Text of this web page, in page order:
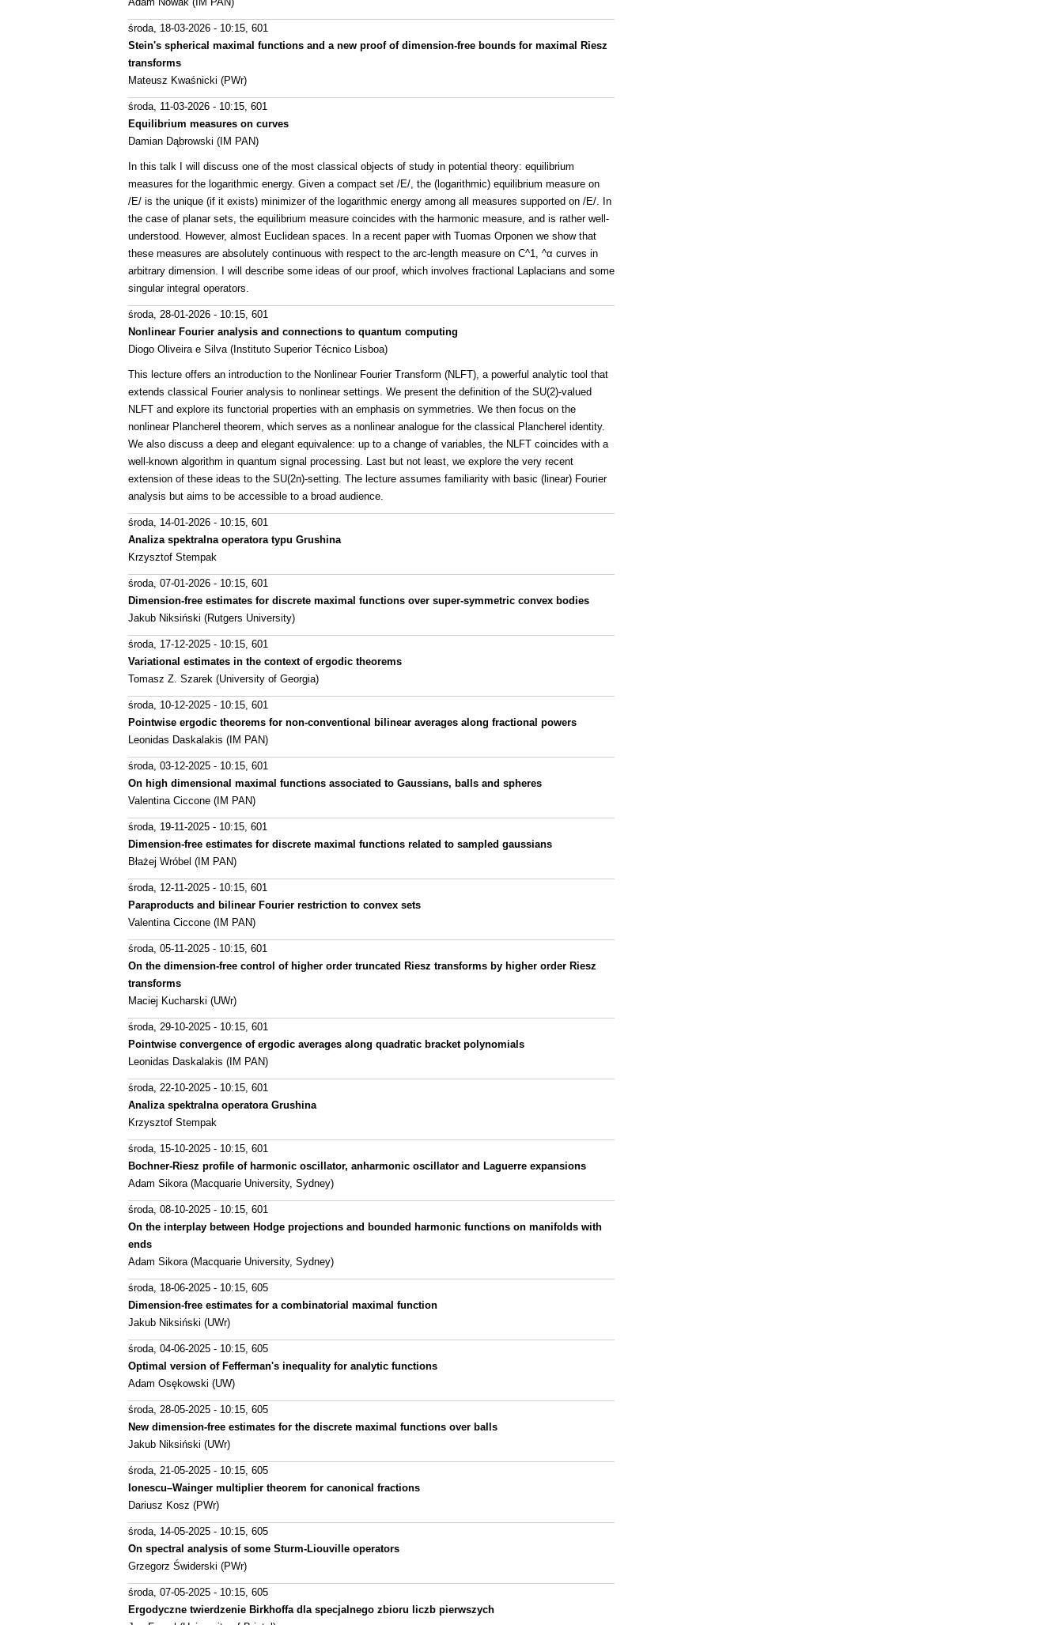
środa, 18-03-2026 - 10:15 , 601
Stein's spherical maximal functions and a new proof of dimension-free bounds for maximal Riesz
transforms
Mateusz Kwaśnicki (PWr)
środa, 11-03-2026 - 10:15 , 601
Equilibrium measures on curves
Damian Dąbrowski (IM PAN)
In this talk I will discuss one of the most classical objects of study in potential theory: equilibrium
measures for the logarithmic energy. Given a compact set /E/, the (logarithmic) equilibrium measure on
/E/ is the unique (if it exists) minimizer of the logarithmic energy among all measures supported on /E/. In
the case of planar sets, the equilibrium measure coincides with the harmonic measure, and is rather well-
understood. However, almost Euclidean spaces. In a recent paper with Tuomas Orponen we show that
these measures are absolutely continuous with respect to the arc-length measure on C^1, ^α curves in
arbitrary dimension. I will describe some ideas of our proof, which involves fractional Laplacians and some
singular integral operators.
środa, 28-01-2026 - 10:15 , 601
Nonlinear Fourier analysis and connections to quantum computing
Diogo Oliveira e Silva (Instituto Superior Técnico Lisboa)
This lecture offers an introduction to the Nonlinear Fourier Transform (NLFT), a powerful analytic tool that
extends classical Fourier analysis to nonlinear settings. We present the definition of the SU(2)-valued
NLFT and explore its functorial properties with an emphasis on symmetries. We then focus on the
nonlinear Plancherel theorem, which serves as a nonlinear analogue for the classical Plancherel identity.
We also discuss a deep and elegant equivalence: up to a change of variables, the NLFT coincides with a
well-known algorithm in quantum signal processing. Last but not least, we explore the very recent
extension of these ideas to the SU(2n)-setting. The lecture assumes familiarity with basic (linear) Fourier
analysis but aims to be accessible to a broad audience.
środa, 14-01-2026 - 10:15 , 601
Analiza spektralna operatora typu Grushina
Krzysztof Stempak
środa, 07-01-2026 - 10:15 , 601
Dimension-free estimates for discrete maximal functions over super-symmetric convex bodies
Jakub Niksiński (Rutgers University)
środa, 17-12-2025 - 10:15 , 601
Variational estimates in the context of ergodic theorems
Tomasz Z. Szarek (University of Georgia)
środa, 10-12-2025 - 10:15 , 601
Pointwise ergodic theorems for non-conventional bilinear averages along fractional powers
Leonidas Daskalakis (IM PAN)
środa, 03-12-2025 - 10:15 , 601
On high dimensional maximal functions associated to Gaussians, balls and spheres
Valentina Ciccone (IM PAN)
środa, 19-11-2025 - 10:15 , 601
Dimension-free estimates for discrete maximal functions related to sampled gaussians
Błażej Wróbel (IM PAN)
środa, 12-11-2025 - 10:15 , 601
Paraproducts and bilinear Fourier restriction to convex sets
Valentina Ciccone (IM PAN)
środa, 05-11-2025 - 10:15 , 601
On the dimension-free control of higher order truncated Riesz transforms by higher order Riesz
transforms
Maciej Kucharski (UWr)
środa, 29-10-2025 - 10:15 , 601
Pointwise convergence of ergodic averages along quadratic bracket polynomials
Leonidas Daskalakis (IM PAN)
środa, 22-10-2025 - 10:15 , 601
Analiza spektralna operatora Grushina
Krzysztof Stempak
środa, 15-10-2025 - 10:15 , 601
Bochner-Riesz profile of harmonic oscillator, anharmonic oscillator and Laguerre expansions
Adam Sikora (Macquarie University, Sydney)
środa, 08-10-2025 - 10:15 , 601
On the interplay between Hodge projections and bounded harmonic functions on manifolds with
ends
Adam Sikora (Macquarie University, Sydney)
środa, 18-06-2025 - 10:15 , 605
Dimension-free estimates for a combinatorial maximal function
Jakub Niksiński (UWr)
środa, 04-06-2025 - 10:15 , 605
Optimal version of Fefferman's inequality for analytic functions
Adam Osękowski (UW)
środa, 28-05-2025 - 10:15 , 605
New dimension-free estimates for the discrete maximal functions over balls
Jakub Niksiński (UWr)
środa, 21-05-2025 - 10:15 , 605
Ionescu–Wainger multiplier theorem for canonical fractions
Dariusz Kosz (PWr)
środa, 14-05-2025 - 10:15 , 605
On spectral analysis of some Sturm-Liouville operators
Grzegorz Świderski (PWr)
środa, 07-05-2025 - 10:15 , 605
Ergodyczne twierdzenie Birkhoffa dla specjalnego zbioru liczb pierwszych